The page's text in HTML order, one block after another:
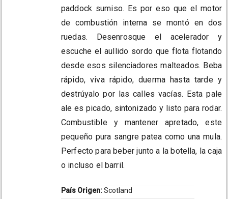
paddock sumiso. Es por eso que el motor
de combustión interna se montó en dos
ruedas. Desenrosque el acelerador y
escuche el aullido sordo que flota flotando
desde esos silenciadores malteados. Beba
rápido, viva rápido, duerma hasta tarde y
destrúyalo por las calles vacías. Esta pale
ale es picado, sintonizado y listo para rodar.
Combustible y mantener apretado, este
pequeño pura sangre patea como una mula.
Perfecto para beber junto a la botella, la caja
o incluso el barril.
País Origen:Scotland